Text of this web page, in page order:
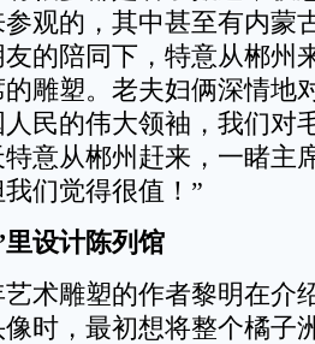
观的，其中甚至有内蒙
的陪同下，特意从郴州
雕塑。老夫妇俩深情地
民的伟大领袖，我们对
意从郴州赶来，一睹主
们觉得很值！”
设计陈列馆
雕塑的作者黎明在介
时，最初想将整个橘子